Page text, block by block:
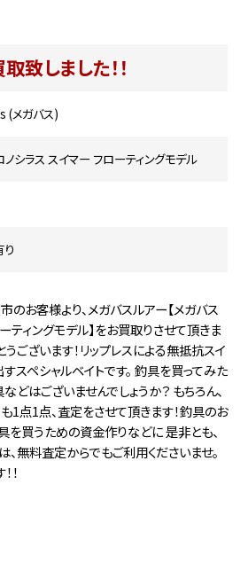
致しました！！
(メガバス)
ノシラス スイマー フローティングモデル
お客様より、メガバスルアー【メガバス
ティングモデル】をお買取りさせて頂きま
うございます！リップレスによる無抵抗スイ
スペシャルベイトです。 釣具を買ってみた
どはございませんでしょうか？ もちろん、
1点1点、査定をさせて頂きます！釣具のお
を買うための資金作りなどに 是非とも、
無料査定からでもご利用くださいませ。
！